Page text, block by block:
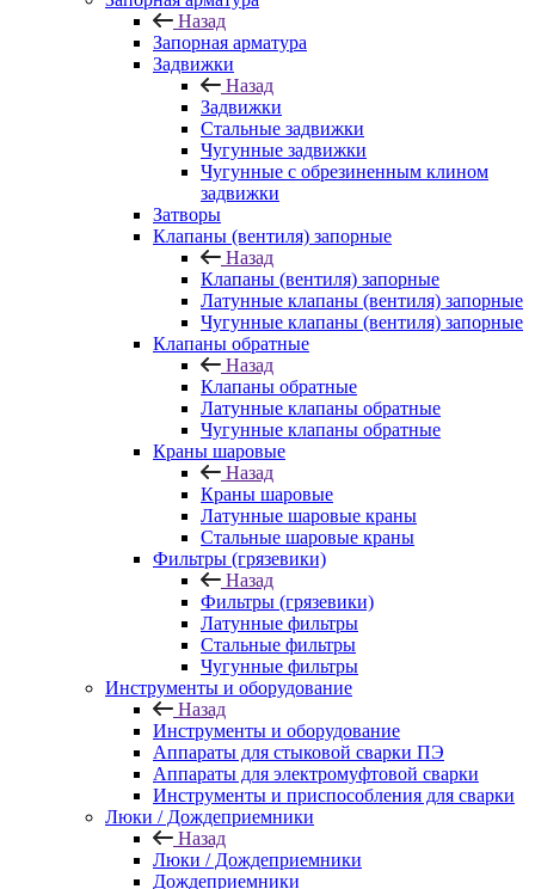
Назад
Запорная арматура
Задвижки
Назад
Задвижки
Стальные задвижки
Чугунные задвижки
Чугунные с обрезиненным клином
задвижки
Затворы
Клапаны (вентиля) запорные
Назад
Клапаны (вентиля) запорные
Латунные клапаны (вентиля) запорные
Чугунные клапаны (вентиля) запорные
Клапаны обратные
Назад
Клапаны обратные
Латунные клапаны обратные
Чугунные клапаны обратные
Краны шаровые
Назад
Краны шаровые
Латунные шаровые краны
Стальные шаровые краны
Фильтры (грязевики)
Назад
Фильтры (грязевики)
Латунные фильтры
Стальные фильтры
Чугунные фильтры
Инструменты и оборудование
Назад
Инструменты и оборудование
Аппараты для стыковой сварки ПЭ
Аппараты для электромуфтовой сварки
Инструменты и приспособления для сварки
Люки / Дождеприемники
Назад
Люки / Дождеприемники
Дождеприемники